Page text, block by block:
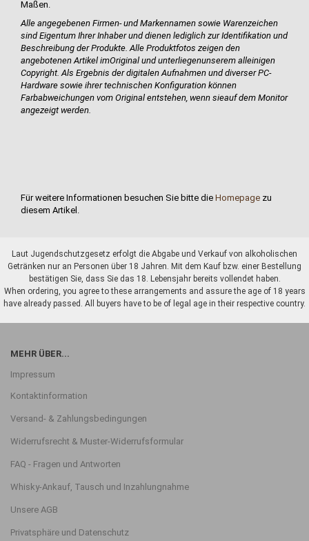
Maßen.
Alle angegebenen Firmen- und Markennamen sowie Warenzeichen
sind Eigentum Ihrer Inhaber und dienen lediglich zur Identifikation und
Beschreibung der Produkte.Alle Produktfotos zeigen den
angebotenen Artikel imOriginal und unterliegenunserem alleinigen
Copyright. Als Ergebnis der digitalen Aufnahmen und diverser PC-
Hardware sowie ihrer technischen Konfiguration können
Farbabweichungen vom Original entstehen, wenn sieauf dem Monitor
angezeigt werden.
Für weitere Informationen besuchen Sie bitte die Homepage zu
diesem Artikel.
Laut Jugendschutzgesetz erfolgt die Abgabe und Verkauf von alkoholischen
Getränken nur an Personen über 18 Jahren. Mit dem Kauf bzw. einer Bestellung
bestätigen Sie, dass Sie das 18. Lebensjahr bereits vollendet haben.
When ordering, you agree to these arrangements and assure the age of 18 years
have already passed. All buyers have to be of legal age in their respective country.
MEHR ÜBER...
Impressum
Kontaktinformation
Versand- & Zahlungsbedingungen
Widerrufsrecht & Muster-Widerrufsformular
FAQ - Fragen und Antworten
Whisky-Ankauf, Tausch und Inzahlungnahme
Unsere AGB
Privatsphäre und Datenschutz